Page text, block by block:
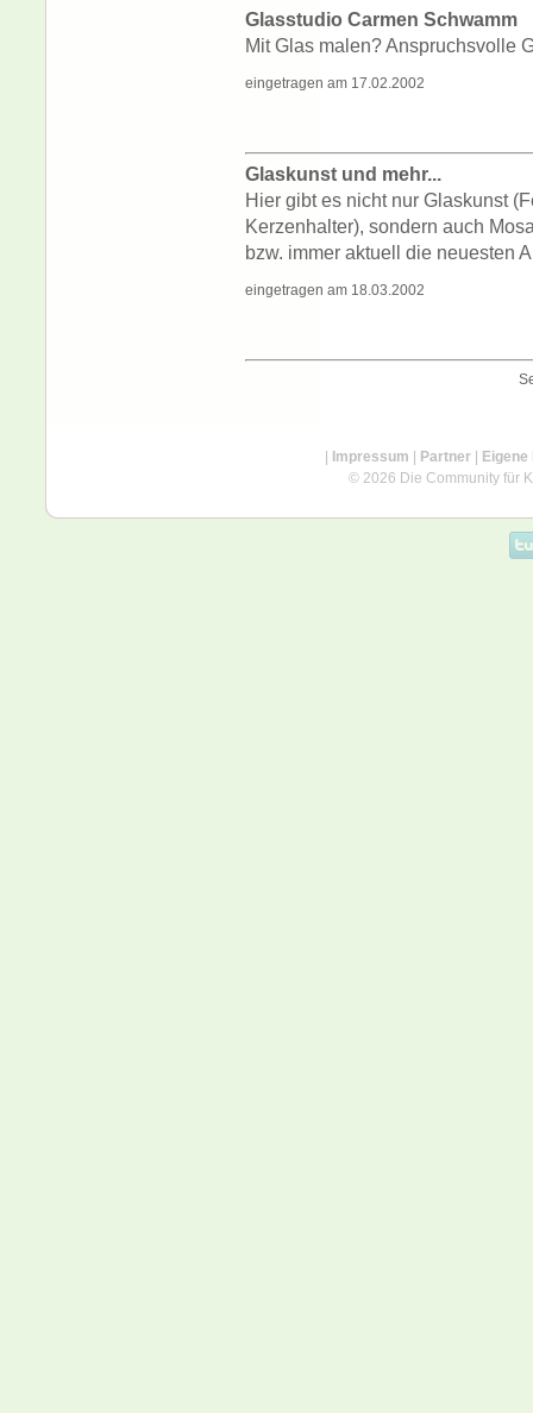
Glasstudio Carmen Schwamm
Mit Glas malen? Anspruchsvolle
eingetragen am 17.02.2002
Glaskunst und mehr...
Hier gibt es nicht nur Glaskunst
Kerzenhalter), sondern auch
bzw. immer aktuell die neuesten
eingetragen am 18.03.2002
| Impressum | Partner| Eigene
© 2026 Die Community für